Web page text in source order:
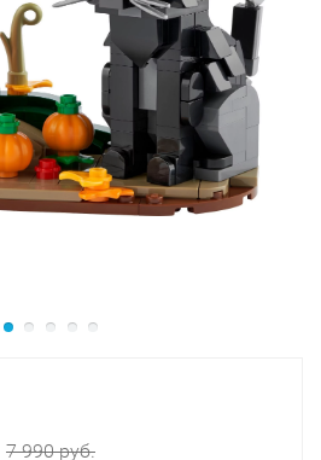
7 990руб.